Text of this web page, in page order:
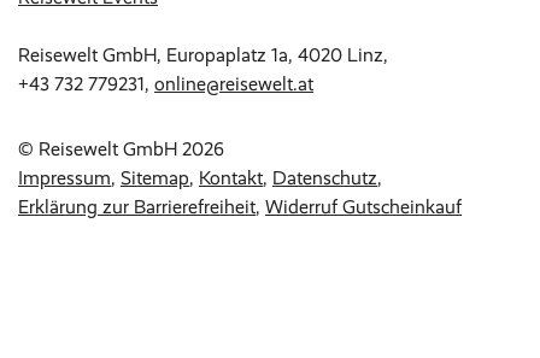
Reisewelt GmbH, Europaplatz 1a, 4020 Linz,
+43 732 779231, online@reisewelt.at
© Reisewelt GmbH 2026
Impressum Sitemap Kontakt Datenschutz
Erklärung zur Barrierefreiheit Widerruf Gutscheinkauf